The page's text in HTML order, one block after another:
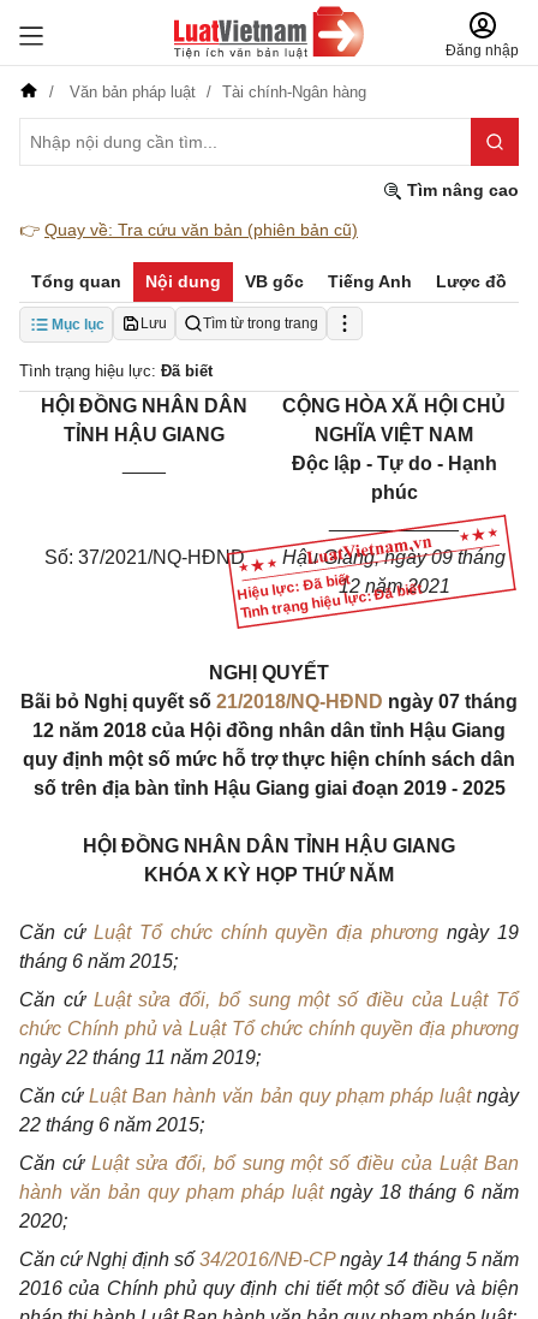
Đăng nhập
Văn bản pháp luật Tài chính-Ngân hàng
Tìm nâng cao
👉 Quay về: Tra cứu văn bản (phiên bản cũ)
Tổng quan Nội dung VB gốc Tiếng Anh Lược đồ
Mục lục Lưu Tìm từ trong trang
Tình trạng hiệu lực: Đã biết
Hiệu lực: Đã biết
Tình trạng hiệu lực: Đã biết
HỘI ĐỒNG NHÂN DÂN
TỈNH HẬU GIANG
CỘNG HÒA XÃ HỘI CHỦ
NGHĨA VIỆT NAM
Độc lập - Tự do - Hạnh
phúc
____________
Số: 37/2021/NQ-HĐND
Hậu Giang, ngày 09 tháng
12 năm 2021
NGHỊ QUYẾT
Bãi bỏ Nghị quyết số 21/2018/NQ-HĐND ngày 07 tháng
12 năm 2018 của Hội đồng nhân dân tỉnh Hậu Giang
quy định một số mức hỗ trợ thực hiện chính sách dân
số trên địa bàn tỉnh Hậu Giang giai đoạn 2019 - 2025
HỘI ĐỒNG NHÂN DÂN TỈNH HẬU GIANG
KHÓA X KỲ HỌP THỨ NĂM
Căn cứ Luật Tổ chức chính quyền địa phươngngày 19
tháng 6 năm 2015;
Căn cứ Luật sửa đổi, bổ sung một số điều của Luật Tổ
chức Chính phủ và Luật Tổ chức chính quyền địa phương
ngày 22 tháng 11 năm 2019;
Căn cứLuật Ban hành văn bản quy phạm pháp luậtngày
22 tháng 6 năm 2015;
Căn cứ Luật sửa đổi, bổ sung một số điều của Luật Ban
hành văn bản quy phạm pháp luật ngày 18 tháng 6 năm
2020;
Căn cứ Nghị định số 34/2016/NĐ-CPngày 14 tháng 5 năm
2016 của Chính phủ quy định chi tiết một số điều và biện